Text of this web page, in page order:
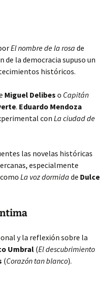
El nombre de la rosa de
de la democracia supuso un
históricos.
Miguel Delibes o Capitán
. Eduardo Mendoza
con La ciudad de
las novelas históricas
especialmente
La voz dormida de Dulce
y la reflexión sobre la
Umbral (El descubrimiento
(Corazón tan blanco).